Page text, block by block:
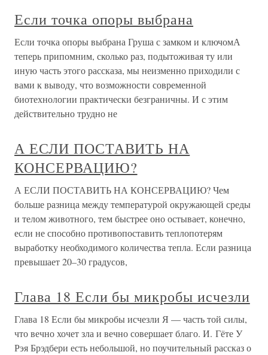
Если точка опоры выбрана
Если точка опоры выбрана Груша с замком и ключомА
теперь припомним, сколько раз, подытоживая ту или
иную часть этого рассказа, мы неизменно приходили с
вами к выводу, что возможности современной
биотехнологии практически безграничны. И с этим
действительно трудно не
А ЕСЛИ ПОСТАВИТЬ НА
КОНСЕРВАЦИЮ?
А ЕСЛИ ПОСТАВИТЬ НА КОНСЕРВАЦИЮ? Чем
больше разница между температурой окружающей среды
и телом животного, тем быстрее оно остывает, конечно,
если не способно противопоставить теплопотерям
выработку необходимого количества тепла. Если разница
превышает 20–30 градусов,
Глава 18 Если бы микробы исчезли
Глава 18 Если бы микробы исчезли Я — часть той силы,
что вечно хочет зла и вечно совершает благо. И. Гёте У
Рэя Брэдбери есть небольшой, но поучительный рассказ о